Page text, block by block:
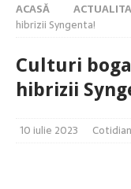
ACASĂ
hibrizii Syngenta!
Culturi
hibrizii
10 iulie 2023